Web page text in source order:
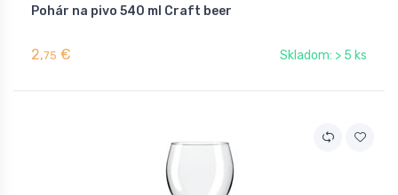
Pohár na pivo 540 ml Craft beer
2,75 € Skladom: > 5 ks